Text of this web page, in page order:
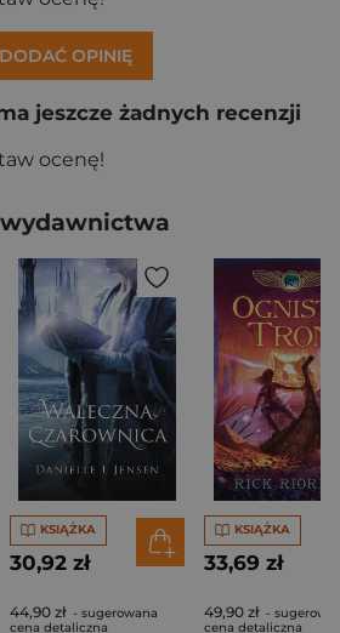
OPINIĘ
jeszcze żadnych recenzji
ocenę!
KSIĄŻKA
30,92 zł
44,90 zł - sugerowana
cena detaliczna
KSIĄŻKA
33,69 zł
49,90 zł -
cena detaliczna